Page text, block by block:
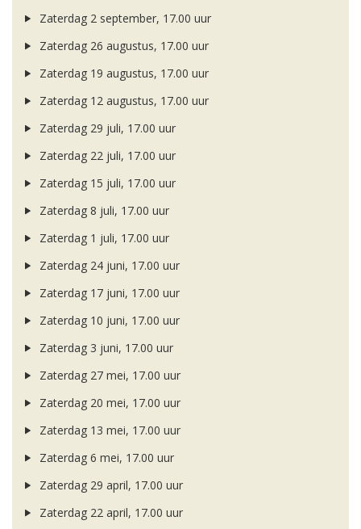
Zaterdag 2 september, 17.00 uur
Zaterdag 26 augustus, 17.00 uur
Zaterdag 19 augustus, 17.00 uur
Zaterdag 12 augustus, 17.00 uur
Zaterdag 29 juli, 17.00 uur
Zaterdag 22 juli, 17.00 uur
Zaterdag 15 juli, 17.00 uur
Zaterdag 8 juli, 17.00 uur
Zaterdag 1 juli, 17.00 uur
Zaterdag 24 juni, 17.00 uur
Zaterdag 17 juni, 17.00 uur
Zaterdag 10 juni, 17.00 uur
Zaterdag 3 juni, 17.00 uur
Zaterdag 27 mei, 17.00 uur
Zaterdag 20 mei, 17.00 uur
Zaterdag 13 mei, 17.00 uur
Zaterdag 6 mei, 17.00 uur
Zaterdag 29 april, 17.00 uur
Zaterdag 22 april, 17.00 uur